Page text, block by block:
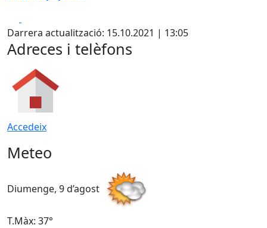
Darrera actualització: 15.10.2021 | 13:05
Adreces i telèfons
Accedeix
Meteo
Diumenge, 9 d’agost
T.Màx: 37°